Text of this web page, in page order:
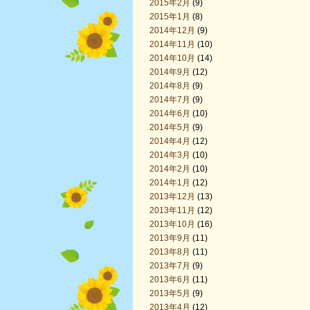
2015年2月 (9)
2015年1月 (8)
2014年12月 (9)
2014年11月 (10)
2014年10月 (14)
2014年9月 (12)
2014年8月 (9)
2014年7月 (9)
2014年6月 (10)
2014年5月 (9)
2014年4月 (12)
2014年3月 (10)
2014年2月 (10)
2014年1月 (12)
2013年12月 (13)
2013年11月 (12)
2013年10月 (16)
2013年9月 (11)
2013年8月 (11)
2013年7月 (9)
2013年6月 (11)
2013年5月 (9)
2013年4月 (12)